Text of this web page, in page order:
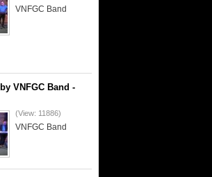
VNFGC Band
VNFGC Band -
(View: 11886)
VNFGC Band